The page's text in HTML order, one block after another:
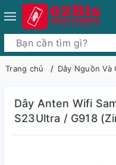
Trang chủ Dây Nguồn Và
Dây Anten Wifi
S23Ultra / G918